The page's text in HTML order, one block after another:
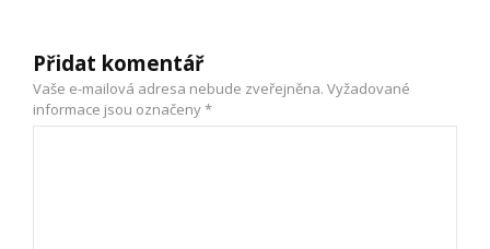
Přidat komentář
Vaše e-mailová adresa nebude zveřejněna. Vyžadované
informace jsou označeny*